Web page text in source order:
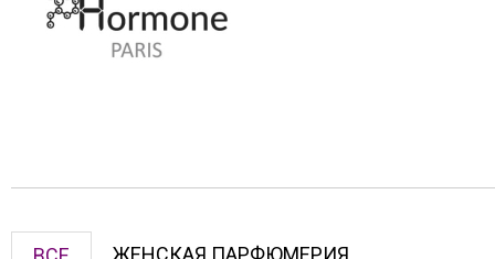
ЖЕНСКАЯ ПАРФЮМЕРИЯ